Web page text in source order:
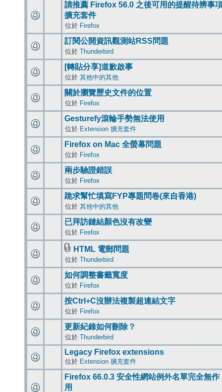
請推薦 Firefox 56.0 之後可用的提醒待辨事
擴充套件
位於 Firefox
訂閱公開資訊觀測站RSS問題
位於 Thunderbird
[轉貼分享]道歉啟事
位於 其他中的其他
關於瀏覽歷史文件的位置
位於 Firefox
Gesturefy滾輪手勢無法使用
位於 Extension 擴充套件
Firefox on Mac 全螢幕問題
位於 Firefox
兩步驗證錯誤
位於 Firefox
跪求幫忙填寫FYP專題問卷(來自香港)
位於 其他中的其他
已拜訪鏈結顏色沒有改變
位於 Firefox
HTML 電郵問題
位於 Thunderbird
如何調整書籤寬度
位於 Firefox
按Ctrl+C沒辦法複製超連結文字
位於 Firefox
更新紀錄如何刪除？
位於 Thunderbird
Legacy Firefox extensions
位於 Extension 擴充套件
Firefox 66.0.3 安全性網站例外名單完全無作
用